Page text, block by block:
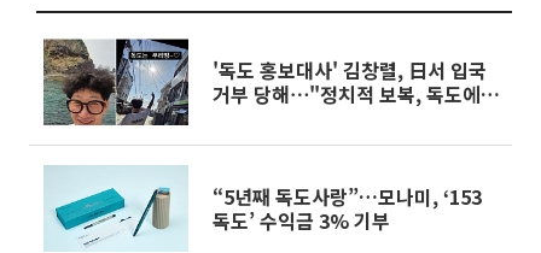
'독도 홍보대사' 김창렬, 日서 입국
거부 당해⋯"정치적 보복, 독도에
“5년째 독도사랑”…모나미, ‘153
독도’ 수익금 3% 기부